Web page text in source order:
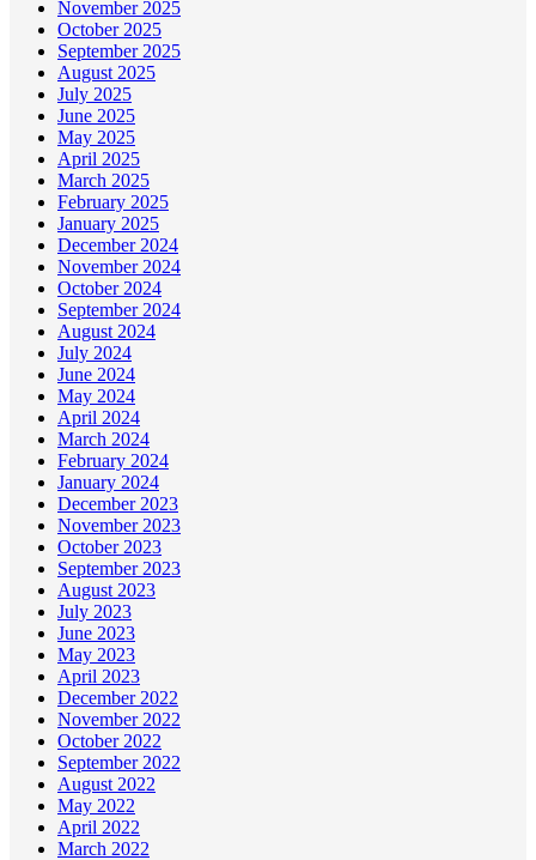
November 2025
October 2025
September 2025
August 2025
July 2025
June 2025
May 2025
April 2025
March 2025
February 2025
January 2025
December 2024
November 2024
October 2024
September 2024
August 2024
July 2024
June 2024
May 2024
April 2024
March 2024
February 2024
January 2024
December 2023
November 2023
October 2023
September 2023
August 2023
July 2023
June 2023
May 2023
April 2023
December 2022
November 2022
October 2022
September 2022
August 2022
May 2022
April 2022
March 2022